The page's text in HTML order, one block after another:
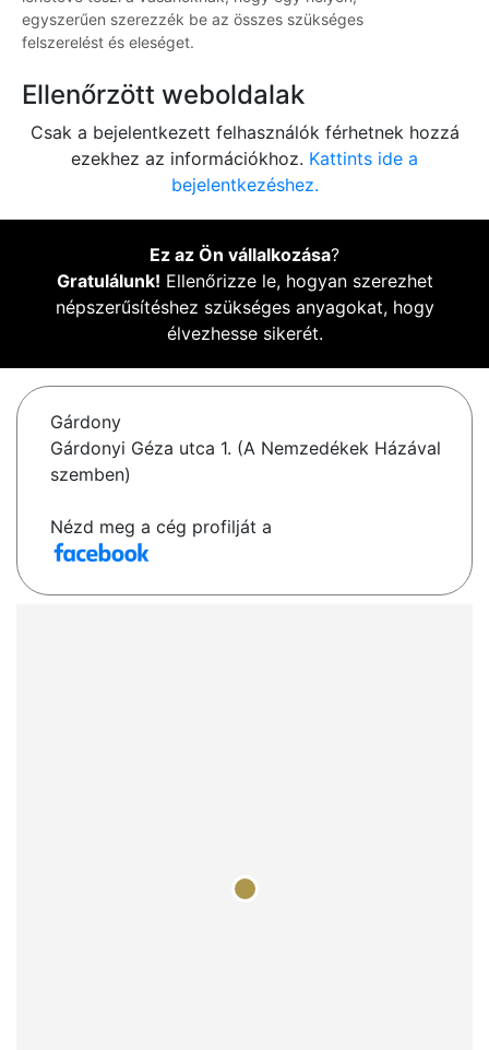
egyszerűen szerezzék be az összes szükséges
felszerelést és eleséget.
Ellenőrzött weboldalak
Csak a bejelentkezett felhasználók férhetnek hozzá
ezekhez az információkhoz. Kattints ide a
bejelentkezéshez.
Ez az Ön vállalkozása?
Gratulálunk! Ellenőrizze le, hogyan szerezhet
népszerűsítéshez szükséges anyagokat, hogy
élvezhesse sikerét.
Gárdony
Gárdonyi Géza utca 1. (A Nemzedékek Házával
szemben)
Nézd meg a cég profilját a